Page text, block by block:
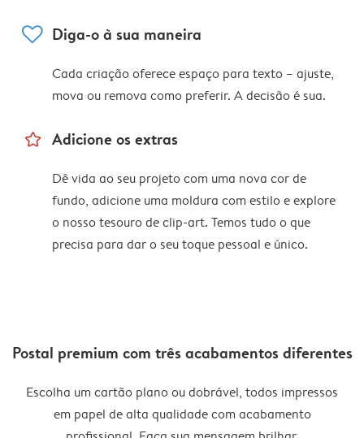
heart Diga-o à sua maneira
Cada criação oferece espaço para texto – ajuste,
mova ou remova como preferir. A decisão é sua.
star_outline Adicione os extras
Dê vida ao seu projeto com uma nova cor de
fundo, adicione uma moldura com estilo e explore
o nosso tesouro de clip-art. Temos tudo o que
precisa para dar o seu toque pessoal e único.
Postal premium com três acabamentos diferentes
Escolha um cartão plano ou dobrável, todos impressos
em papel de alta qualidade com acabamento